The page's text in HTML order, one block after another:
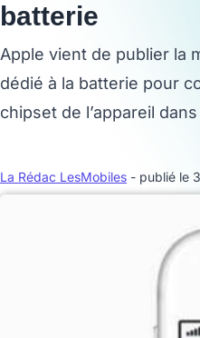
batterie
Apple vient de publier la
dédié à la batterie pour
chipset de l’appareil
La Rédac LesMobiles - publié le